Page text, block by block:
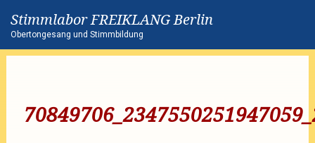
Stimmlabor FREIKLANG Berlin
Obertongesang und Stimmbildung